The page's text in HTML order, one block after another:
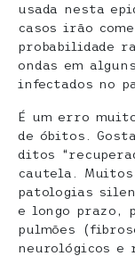
usada nesta
casos irão
probabilidade
ondas em
infectados no
É um erro
de óbitos.
ditos
cautela.
patologias
e longo prazo,
pulmões
neurológicos e